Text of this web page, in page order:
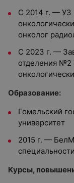
С 2014 г. — УЗ
онколог
С 2023 г. —
отделения №2
Образование:
Гомельский
университет
2015 г. —
Курсы,